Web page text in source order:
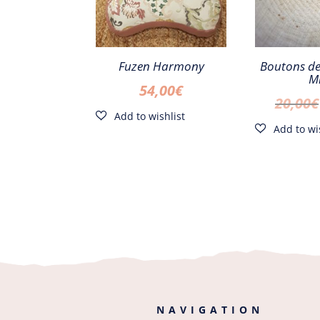
Fuzen Harmony
54,00€
Boutons
20,00€
NAVIGATION